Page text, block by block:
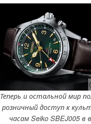
Теперь и остальной мир
розничный доступ к
часам Seiko SBEJ005 в